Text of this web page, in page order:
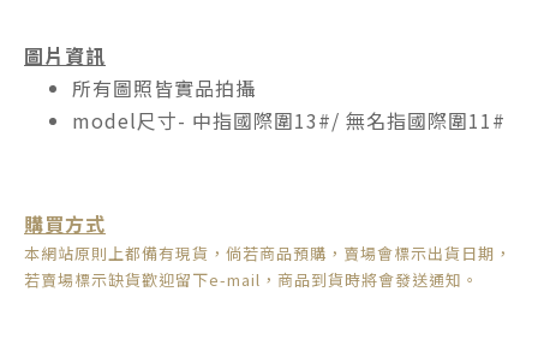
圖片資訊
所有圖照皆實品拍攝
model尺寸- 中指國際圍13#/ 無名指國際圍11#
購買方式
本網站原則上都備有現貨，倘若商品預購，賣場會標示出貨日期，
若賣場標示缺貨歡迎留下e-mail，商品到貨時將會發送通知。